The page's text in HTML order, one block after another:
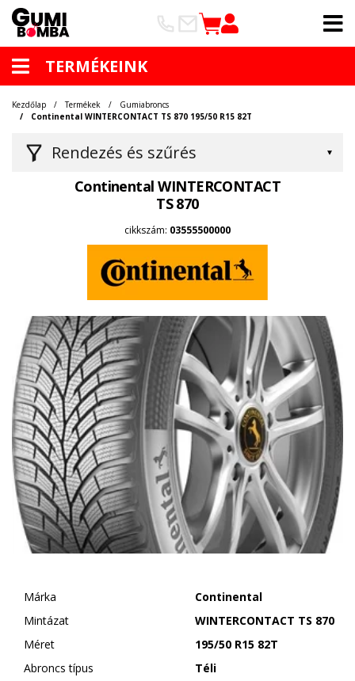
TERMÉKEINK
Rendezés és szűrés
Kezdőlap Termékek
Gumiabroncs
Continental WINTERCONTACT TS 870 195/50 R15 82T
Continental WINTERCONTACT
TS 870
cikkszám: 03555500000
Márka
Continental
Mintázat
WINTERCONTACT TS 870
Méret
195/50 R15 82T
Abroncs típus
Téli